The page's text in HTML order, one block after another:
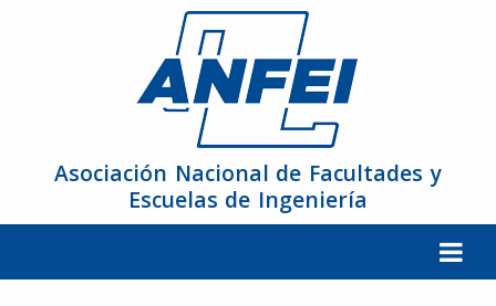
Asociación Nacional de Facultades y
Escuelas de Ingeniería